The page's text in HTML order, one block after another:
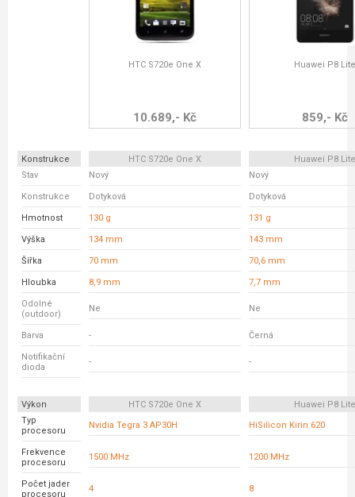
HTC S720e One X
10.689,- Kč
Huawei P8 Lite
859,- Kč
Konstrukce HTC S720e One X
Huawei P8 Lite
Stav
Nový Nový
Konstrukce Dotyková Dotyková
Hmotnost 130 g 131 g
Výška 134 mm 143 mm
Šířka 70 mm 70,6 mm
Hloubka 8,9 mm 7,7 mm
Odolné
(outdoor)
Ne Ne
Barva - Černá
Notifikační
dioda
- -
Výkon HTC S720e One X
Huawei P8 Lite
Typ
procesoru
Nvidia Tegra 3 AP30H HiSilicon Kirin 620
Frekvence
procesoru
1500 MHz 1200 MHz
Počet jader
procesoru
4 8